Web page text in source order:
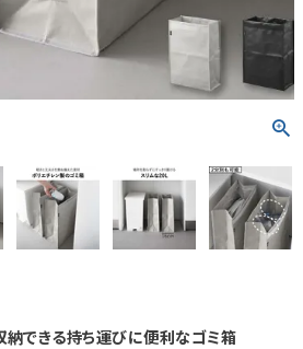
納できる持ち運びに便利なゴミ箱